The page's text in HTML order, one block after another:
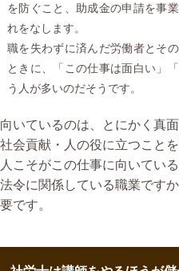
を防ぐこと、助成金の申請を事
れをなします。
職を失わずに済んだ労働者とそ
ときに、「この仕事は面白い」
う人が多いのだそうです。
向いているのは、とにかく真面
社会貢献・人の役に立つこと
人こそがこの仕事に向いてい
法令に関係している職業です
要です。